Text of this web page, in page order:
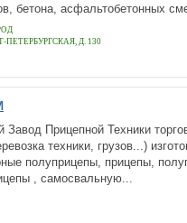
бетона, асфальтобетонных
Д. 130
Завод Прицепной Техники
техники, грузов...)
полуприцепы, прицепы,
, самосвальную...